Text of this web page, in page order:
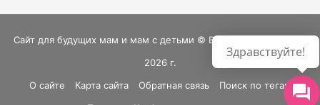
Сайт для будущих мам и мам с детьми © Все права защищены
2026 г.
О сайте
Карта сайта Обратная связь
Поиск по тегам
Здравствуйте!